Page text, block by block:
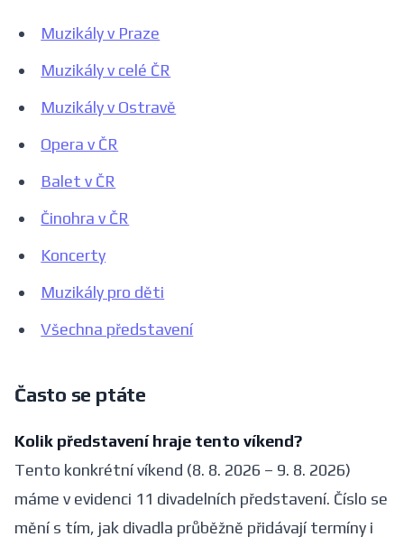
Muzikály v Praze
Muzikály v celé ČR
Muzikály v Ostravě
Opera v ČR
Balet v ČR
Činohra v ČR
Koncerty
Muzikály pro děti
Všechna představení
Často se ptáte
Kolik představení hraje tento víkend?
Tento konkrétní víkend (8. 8. 2026 – 9. 8. 2026)
máme v evidenci 11 divadelních představení. Číslo se
mění s tím, jak divadla průběžně přidávají termíny i